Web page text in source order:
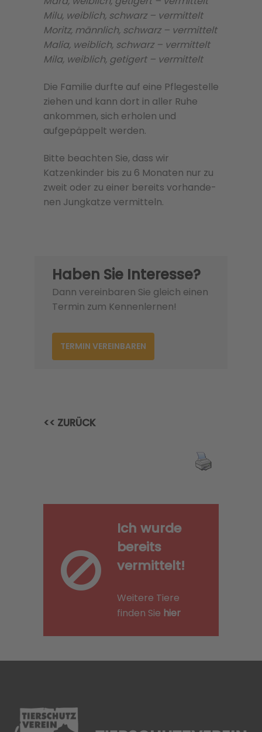
Milu, weiblich, schwarz – vermittelt
Moritz, männlich, schwarz – vermittelt
Malia, weiblich, schwarz – vermittelt
Mila, weiblich, getigert – vermittelt
Die Familie durfte auf eine Pflegestelle
ziehen und kann dort in aller Ruhe
ankommen, sich erholen und
aufgepäppelt werden.
Bitte beachten Sie, dass wir
Katzenkinder bis zu 6 Monaten nur zu
zweit oder zu einer bere­its vorhan­de­
nen Jungkatze ver­mit­teln.
Haben Sie Interesse?
Dann vereinbaren Sie gleich einen
Termin zum Kennenlernen!
TERMIN VEREINBAREN
<< ZURÜCK
Ich wurde
bereits
vermittelt!
Weitere Tiere
finden Sie hier